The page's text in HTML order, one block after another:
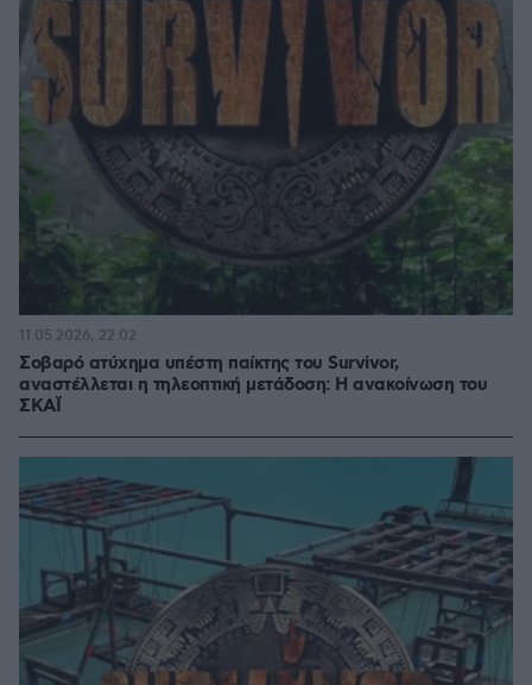
Σοβαρό ατύχημα υπέστη παίκτης του Survivor,
αναστέλλεται η τηλεοπτική μετάδοση: Η ανακοίνωση του
ΣΚΑΪ
11.05.2026, 22:02